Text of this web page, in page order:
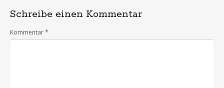
Schreibe einen Kommentar
Kommentar*